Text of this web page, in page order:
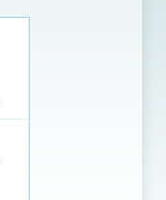
示